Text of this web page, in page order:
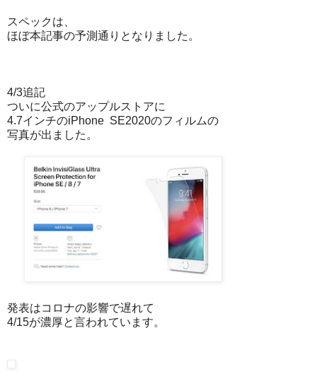
スペックは、
ほぼ本記事の予測通りとなりました。
4/3追記
ついに公式のアップルストアに
4.7インチのiPhone SE2020のフィルムの
写真が出ました。
発表はコロナの影響で遅れて
4/15が濃厚と言われています。